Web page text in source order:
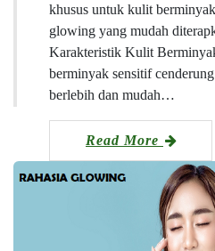
khusus untuk kulit
glowing yang mudah
Karakteristik Kulit
berminyak sensitif
berlebih dan mudah…
Read More